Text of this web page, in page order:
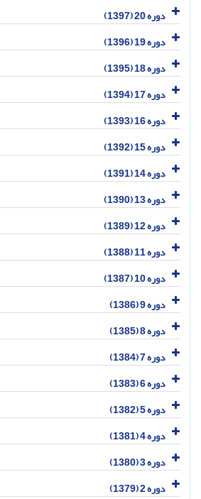
دوره 20 (1397)
دوره 19 (1396)
دوره 18 (1395)
دوره 17 (1394)
دوره 16 (1393)
دوره 15 (1392)
دوره 14 (1391)
دوره 13 (1390)
دوره 12 (1389)
دوره 11 (1388)
دوره 10 (1387)
دوره 9 (1386)
دوره 8 (1385)
دوره 7 (1384)
دوره 6 (1383)
دوره 5 (1382)
دوره 4 (1381)
دوره 3 (1380)
دوره 2 (1379)